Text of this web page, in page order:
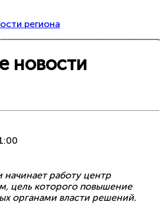
региона
новости
работу центр
цель которого повышение
органами власти решений.